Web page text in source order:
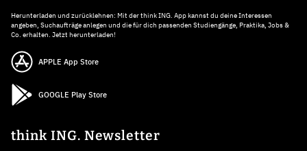
Herunterladen und zurücklehnen: Mit der think ING. App kannst du deine Interessen
angeben, Suchaufträge anlegen und die für dich passenden Studiengänge, Praktika, Jobs &
Co. erhalten. Jetzt herunterladen!
APPLE App Store
GOOGLE Play Store
think ING. Newsletter